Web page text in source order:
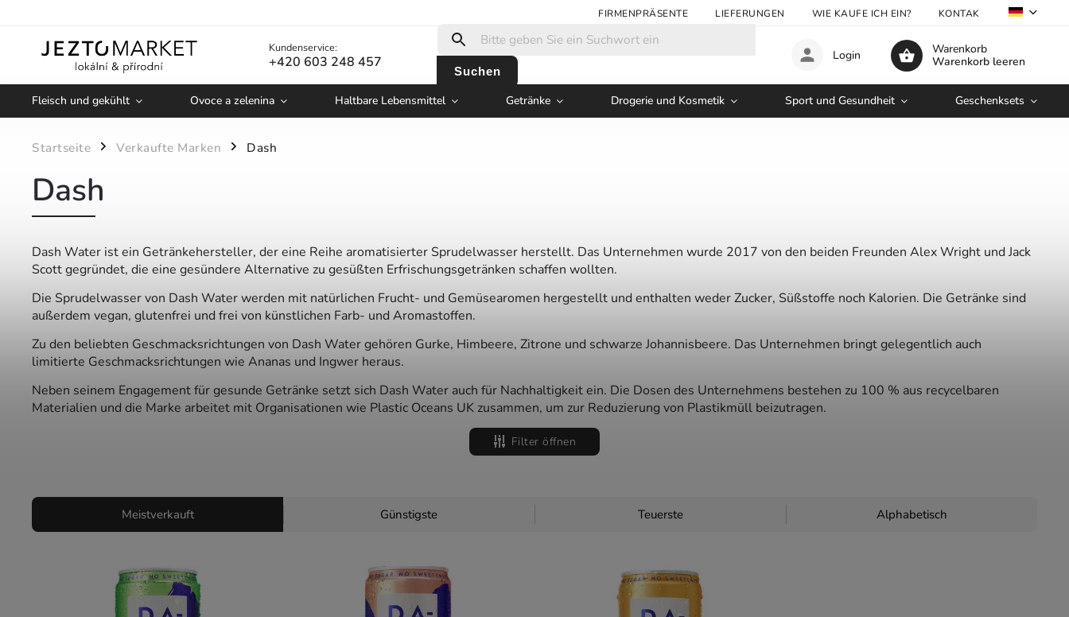
FIRMENPRÄSENTE LIEFERUNGEN WIE KAUFE ICH EIN? KONTAKTE
Kundenservice:
+420 603 248 457
Suchen
Warenkorb
Warenkorb leeren
Login
Fleisch und gekühlt Ovoce a zelenina Haltbare Lebensmittel Getränke Drogerie und Kosmetik Sport und Gesundheit Geschenksets
Startseite / Verkaufte Marken / Dash
Dash
Dash Water ist ein Getränkehersteller, der eine Reihe aromatisierter Sprudelwasser herstellt. Das Unternehmen wurde 2017 von den beiden Freunden Alex Wright und Jack
Scott gegründet, die eine gesündere Alternative zu gesüßten Erfrischungsgetränken schaffen wollten.
Die Sprudelwasser von Dash Water werden mit natürlichen Frucht- und Gemüsearomen hergestellt und enthalten weder Zucker, Süßstoffe noch Kalorien. Die Getränke sind
außerdem vegan, glutenfrei und frei von künstlichen Farb- und Aromastoffen.
Zu den beliebten Geschmacksrichtungen von Dash Water gehören Gurke, Himbeere, Zitrone und schwarze Johannisbeere. Das Unternehmen bringt gelegentlich auch
limitierte Geschmacksrichtungen wie Ananas und Ingwer heraus.
Neben seinem Engagement für gesunde Getränke setzt sich Dash Water auch für Nachhaltigkeit ein. Die Dosen des Unternehmens bestehen zu 100 % aus recycelbaren
Materialien und die Marke arbeitet mit Organisationen wie Plastic Oceans UK zusammen, um zur Reduzierung von Plastikmüll beizutragen.
Filter öffnen
Meistverkauft Günstigste Teuerste Alphabetisch